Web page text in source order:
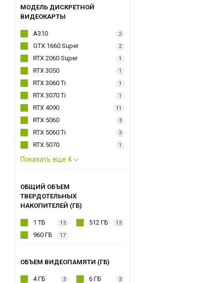
МОДЕЛЬ ДИСКРЕТНОЙ
ВИДЕОКАРТЫ
A310 2
GTX 1660 Super 2
RTX 2060 Super 1
RTX 3050 1
RTX 3060 Ti 1
RTX 3070 Ti 1
RTX 4090 11
RTX 5060 3
RTX 5060 Ti 3
RTX 5070 1
Показать еще 4
ОБЩИЙ ОБЪЕМ
ТВЕРДОТЕЛЬНЫХ
НАКОПИТЕЛЕЙ (ГБ)
1 ТБ 13 512 ГБ 13
960 ГБ 17
ОБЪЕМ ВИДЕОПАМЯТИ (ГБ)
4 ГБ 3 6 ГБ 3